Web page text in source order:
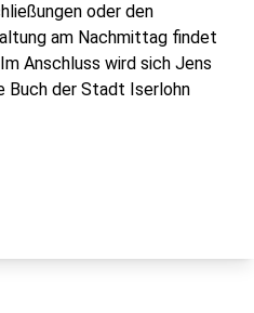
oder den
am Nachmittag findet
Anschluss wird sich Jens
Buch der Stadt Iserlohn